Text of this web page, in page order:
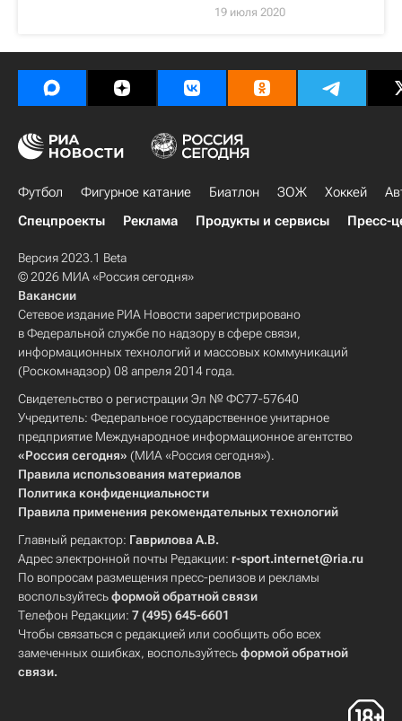
19 июля 2020
Футбол Фигурное катание Биатлон ЗОЖ Хоккей
Спецпроекты
Реклама Продукты и сервисы Пресс-
Версия 2023.1 Beta
© 2026 МИА «Россия сегодня»
Вакансии
Сетевое издание РИА Новости зарегистрировано
в Федеральной службе по надзору в сфере связи,
информационных технологий и массовых коммуникаций
(Роскомнадзор) 08 апреля 2014 года.
Свидетельство о регистрации Эл № ФС77-57640
Учредитель: Федеральное государственное унитарное
предприятие Международное информационное агентство
«Россия сегодня» (МИА «Россия сегодня»).
Правила использования материалов
Политика конфиденциальности
Правила применения рекомендательных технологий
Главный редактор: Гаврилова А.В.
Адрес электронной почты Редакции: r-sport.internet@ria.ru
По вопросам размещения пресс-релизов и рекламы
воспользуйтесьформой обратной связи
Телефон Редакции: 7 (495) 645-6601
Чтобы связаться с редакцией или сообщить обо всех
замеченных ошибках, воспользуйтесьформой обратной
связи.